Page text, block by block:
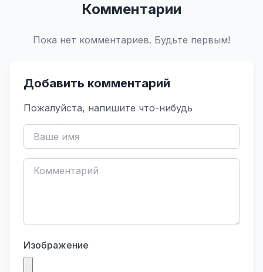
Комментарии
Пока нет комментариев. Будьте первым!
Добавить комментарий
Пожалуйста, напишите что-нибудь
Изображение